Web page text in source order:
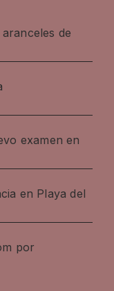
de
examen en
en Playa del
por